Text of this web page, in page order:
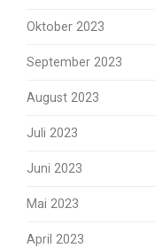
Oktober 2023
September 2023
August 2023
Juli 2023
Juni 2023
Mai 2023
April 2023